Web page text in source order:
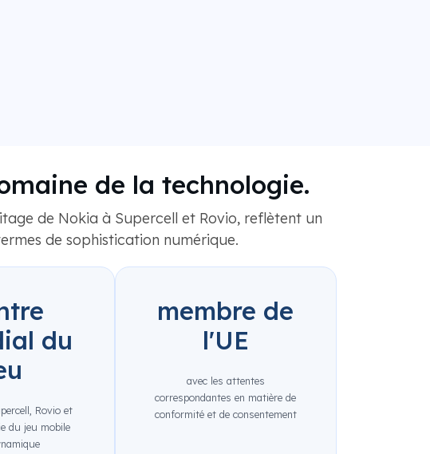
de la technologie.
de Nokia à Supercell et Rovio, reflètent un
de sophistication numérique.
du
Rovio et
du jeu mobile
membre de
l'UE
avec les attentes
correspondantes en matière de
conformité et de consentement